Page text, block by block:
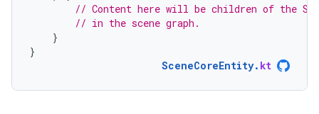
// Content here will be children of the
// in the scene graph.
}
}
SceneCoreEntity. kt